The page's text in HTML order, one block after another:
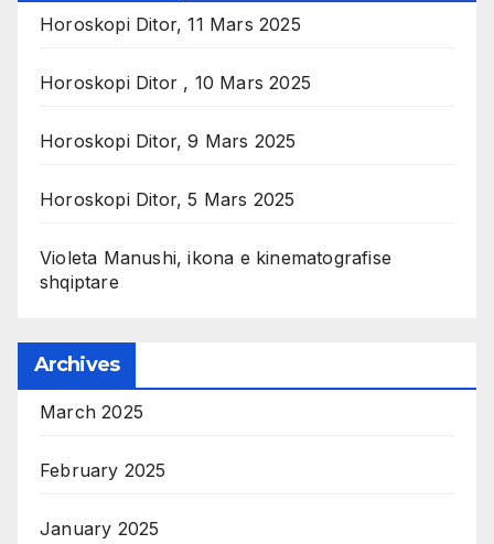
Horoskopi Ditor, 11 Mars 2025
Horoskopi Ditor , 10 Mars 2025
Horoskopi Ditor, 9 Mars 2025
Horoskopi Ditor, 5 Mars 2025
Violeta Manushi, ikona e kinematografise
shqiptare
Archives
March 2025
February 2025
January 2025